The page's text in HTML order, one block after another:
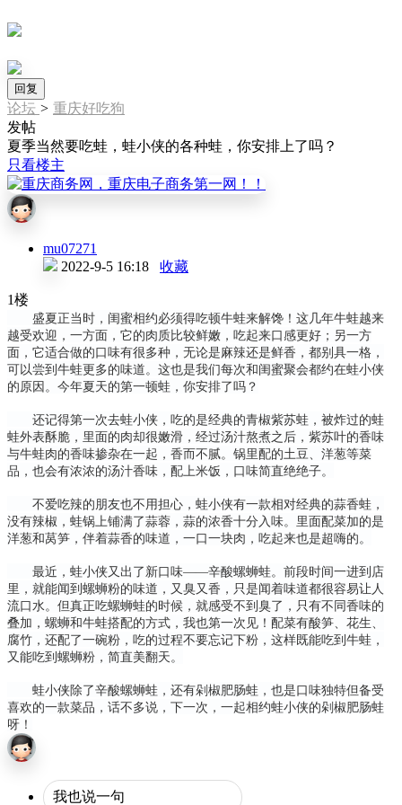
回复
论坛 > 重庆好吃狗
发帖
夏季当然要吃蛙，蛙小侠的各种蛙，你安排上了吗？
只看楼主
mu07271
2022-9-5 16:18 收藏
1楼
盛夏正当时，闺蜜相约必须得吃顿牛蛙来解馋！这几年牛蛙越来
越受欢迎，一方面，它的肉质比较鲜嫩，吃起来口感更好；另一方
面，它适合做的口味有很多种，无论是麻辣还是鲜香，都别具一格，
可以尝到牛蛙更多的味道。这也是我们每次和闺蜜聚会都约在蛙小侠
的原因。今年夏天的第一顿蛙，你安排了吗？
还记得第一次去蛙小侠，吃的是经典的青椒紫苏蛙，被炸过的蛙
蛙外表酥脆，里面的肉却很嫩滑，经过汤汁熬煮之后，紫苏叶的香味
与牛蛙肉的香味掺杂在一起，香而不腻。锅里配的土豆、洋葱等菜
品，也会有浓浓的汤汁香味，配上米饭，口味简直绝绝子。
不爱吃辣的朋友也不用担心，蛙小侠有一款相对经典的蒜香蛙，
没有辣椒，蛙锅上铺满了蒜蓉，蒜的浓香十分入味。里面配菜加的是
洋葱和莴笋，伴着蒜香的味道，一口一块肉，吃起来也是超嗨的。
最近，蛙小侠又出了新口味——辛酸螺蛳蛙。前段时间一进到店
里，就能闻到螺蛳粉的味道，又臭又香，只是闻着味道都很容易让人
流口水。但真正吃螺蛳蛙的时候，就感受不到臭了，只有不同香味的
叠加，螺蛳和牛蛙搭配的方式，我也第一次见！配菜有酸笋、花生、
腐竹，还配了一碗粉，吃的过程不要忘记下粉，这样既能吃到牛蛙，
又能吃到螺蛳粉，简直美翻天。
蛙小侠除了辛酸螺蛳蛙，还有剁椒肥肠蛙，也是口味独特但备受
喜欢的一款菜品，话不多说，下一次，一起相约蛙小侠的剁椒肥肠蛙
呀！